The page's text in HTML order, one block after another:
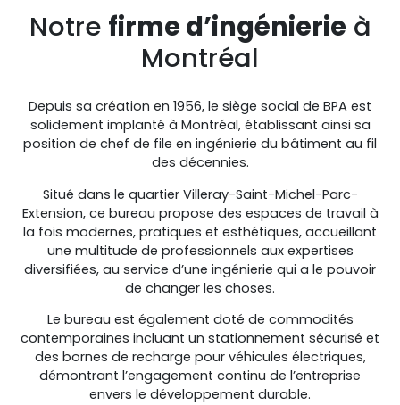
Notre firme d’ingénierie à
Montréal
Depuis sa création en 1956, le siège social de BPA est
solidement implanté à Montréal, établissant ainsi sa
position de chef de file en ingénierie du bâtiment au fil
des décennies.
Situé dans le quartier Villeray-Saint-Michel-Parc-
Extension, ce bureau propose des espaces de travail à
la fois modernes, pratiques et esthétiques, accueillant
une multitude de professionnels aux expertises
diversifiées, au service d’une ingénierie qui a le pouvoir
de changer les choses.
Le bureau est également doté de commodités
contemporaines incluant un stationnement sécurisé et
des bornes de recharge pour véhicules électriques,
démontrant l’engagement continu de l’entreprise
envers le développement durable.